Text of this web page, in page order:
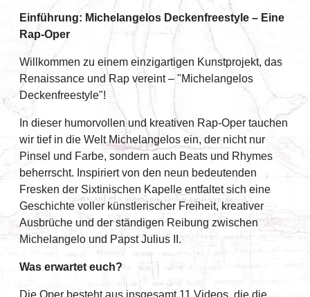
Einführung: Michelangelos Deckenfreestyle – Eine
Rap-Oper
Willkommen zu einem einzigartigen Kunstprojekt, das
Renaissance und Rap vereint – "Michelangelos
Deckenfreestyle"!
In dieser humorvollen und kreativen Rap-Oper tauchen
wir tief in die Welt Michelangelos ein, der nicht nur
Pinsel und Farbe, sondern auch Beats und Rhymes
beherrscht. Inspiriert von den neun bedeutenden
Fresken der Sixtinischen Kapelle entfaltet sich eine
Geschichte voller künstlerischer Freiheit, kreativer
Ausbrüche und der ständigen Reibung zwischen
Michelangelo und Papst Julius II.
Was erwartet euch?
Die Oper besteht aus insgesamt 11 Videos, die die